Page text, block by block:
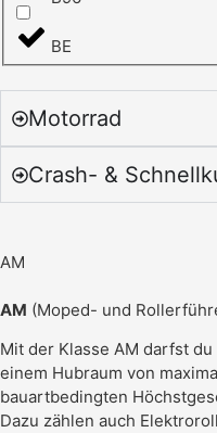
BE
Motorrad
Crash- &
AM
AM (Moped- und
Mit der Klasse AM darfst
einem Hubraum von
bauartbedingten
Dazu zählen auch